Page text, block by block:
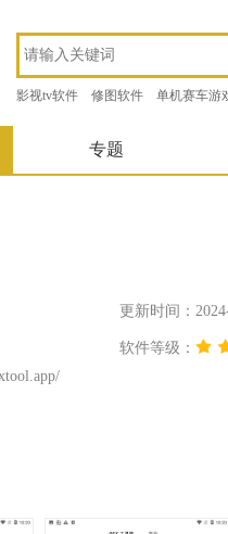
影视tv软件 修图软件 单机赛车游
专题
更新时间：
软件等级：